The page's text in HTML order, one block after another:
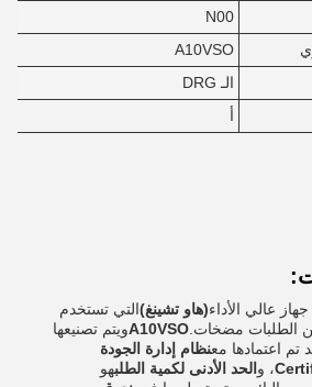
N00
A10VSO
الـ DRG
أ
عالي الأداء(هاو تشينغ)التي تستخدم
الطلبات مضخات. A10VSOويتم تصنيعها
تم اعتمادها معنظام إدارة الجودة
، و الحد الأدنى لكمية الطلبهو